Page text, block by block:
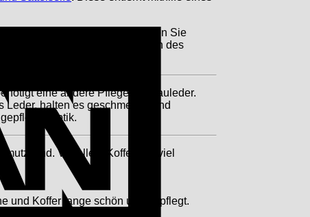
Taschen aus Rauleder können Sie
die charakteristischen Fasern des
eine andere Pflege als Rauleder.
Leder, halten es geschmeidig und
Optik.
sind. Vor allem Koffer, die viel
und Koffer lange schön und gepflegt.